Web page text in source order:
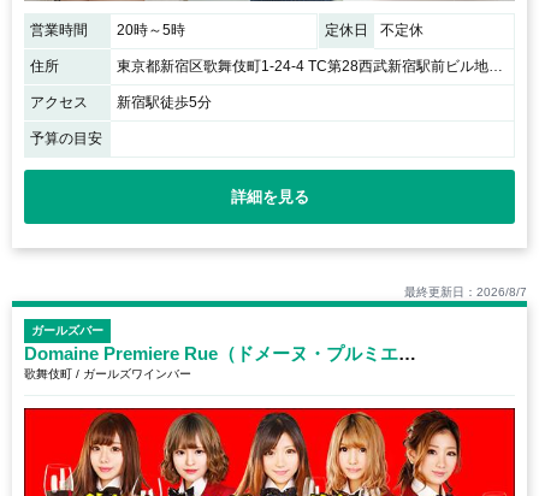
営業時間 20時～5時 定休日 不定休
住所 東京都新宿区歌舞伎町1-24-4 TC第28西武新宿駅前ビル地下1F
アクセス 新宿駅徒歩5分
予算の目安
詳細を見る
最終更新日：2026/8/7
ガールズバー
Domaine Premiere Rue（ドメーヌ・プルミエ・リュ）
歌舞伎町 / ガールズワインバー